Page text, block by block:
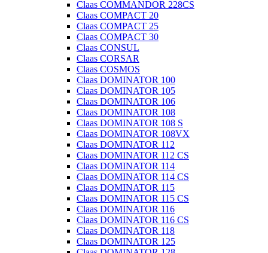
Claas COMMANDOR 228CS
Claas COMPACT 20
Claas COMPACT 25
Claas COMPACT 30
Claas CONSUL
Claas CORSAR
Claas COSMOS
Claas DOMINATOR 100
Claas DOMINATOR 105
Claas DOMINATOR 106
Claas DOMINATOR 108
Claas DOMINATOR 108 S
Claas DOMINATOR 108VX
Claas DOMINATOR 112
Claas DOMINATOR 112 CS
Claas DOMINATOR 114
Claas DOMINATOR 114 CS
Claas DOMINATOR 115
Claas DOMINATOR 115 CS
Claas DOMINATOR 116
Claas DOMINATOR 116 CS
Claas DOMINATOR 118
Claas DOMINATOR 125